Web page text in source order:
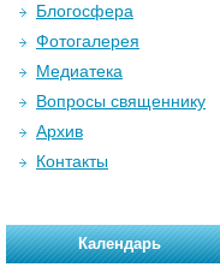
Блогосфера
Фотогалерея
Медиатека
Вопросы священнику
Архив
Контакты
Календарь